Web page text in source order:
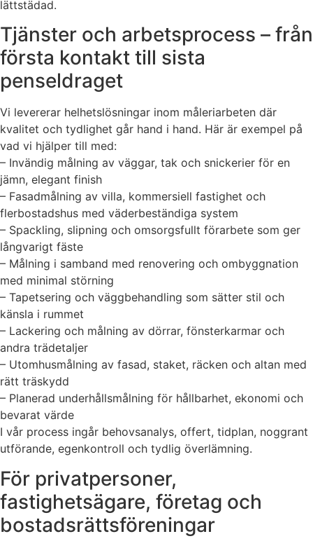
lättstädad.
Tjänster och arbetsprocess – från
första kontakt till sista
penseldraget
Vi levererar helhetslösningar inom måleriarbeten där
kvalitet och tydlighet går hand i hand. Här är exempel på
vad vi hjälper till med:
– Invändig målning av väggar, tak och snickerier för en
jämn, elegant finish
– Fasadmålning av villa, kommersiell fastighet och
flerbostadshus med väderbeständiga system
– Spackling, slipning och omsorgsfullt förarbete som ger
långvarigt fäste
– Målning i samband med renovering och ombyggnation
med minimal störning
– Tapetsering och väggbehandling som sätter stil och
känsla i rummet
– Lackering och målning av dörrar, fönsterkarmar och
andra trädetaljer
– Utomhusmålning av fasad, staket, räcken och altan med
rätt träskydd
– Planerad underhållsmålning för hållbarhet, ekonomi och
bevarat värde
I vår process ingår behovsanalys, offert, tidplan, noggrant
utförande, egenkontroll och tydlig överlämning.
För privatpersoner,
fastighetsägare, företag och
bostadsrättsföreningar